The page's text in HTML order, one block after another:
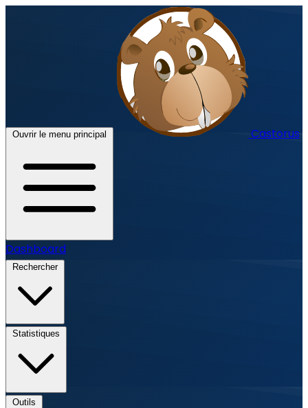
Ouvrir le menu principal Castorus
Dashboard
Rechercher
Statistiques
Outils